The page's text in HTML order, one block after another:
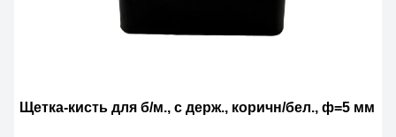
Щетка-кисть для б/м., с держ., коричн/бел., ф=5 мм